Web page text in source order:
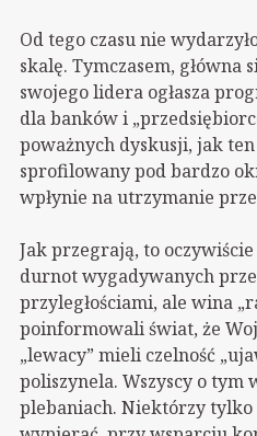
Od tego czasu nie
skalę. Tymczasem, główna
swojego lidera ogłasza
dla banków i
poważnych dyskusji, jak
sprofilowany pod bardzo
wpłynie na utrzymanie
Jak przegrają, to
durnot wygadywanych
przyległościami, ale wina
poinformowali świat, że
„lewacy” mieli czelność
poliszynela. Wszyscy o tym
plebaniach. Niektórzy